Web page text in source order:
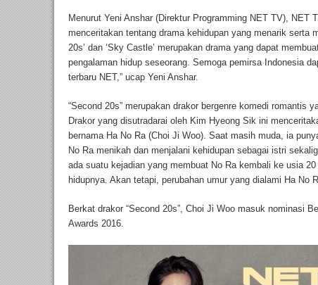
Menurut Yeni Anshar (Direktur Programming NET TV), NET
menceritakan tentang drama kehidupan yang menarik serta
20s’ dan ‘Sky Castle’ merupakan drama yang dapat
pengalaman hidup seseorang. Semoga pemirsa Indonesia
terbaru NET,” ucap Yeni Anshar.
“Second 20s” merupakan drakor bergenre komedi romantis
Drakor yang disutradarai oleh Kim Hyeong Sik ini
bernama Ha No Ra (Choi Ji Woo). Saat masih muda, ia
No Ra menikah dan menjalani kehidupan sebagai istri
ada suatu kejadian yang membuat No Ra kembali ke usia
hidupnya. Akan tetapi, perubahan umur yang dialami Ha No
Berkat drakor “Second 20s”, Choi Ji Woo masuk nominasi
Awards 2016.